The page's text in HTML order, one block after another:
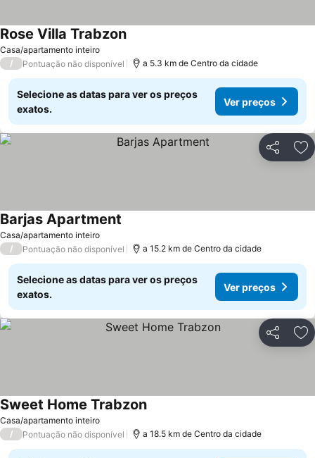
Casa/apartamento inteiro
Rose Villa Trabzon
/ Pontuação não disponível a 5.3 km de Centro da cidade
Selecione as datas para ver os preços
exatos.
Ver preços
Partilhar
Casa/apartamento inteiro
Barjas Apartment
/ Pontuação não disponível a 15.2 km de Centro da cidade
Selecione as datas para ver os preços
exatos.
Ver preços
Partilhar
Casa/apartamento inteiro
Sweet Home Trabzon
/ Pontuação não disponível a 18.5 km de Centro da cidade